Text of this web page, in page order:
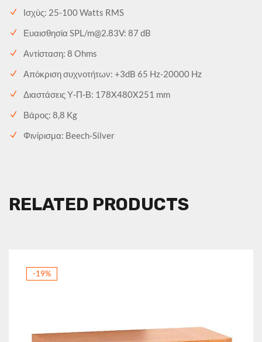
Ισχύς: 25-100 Watts RMS
Ευαισθησία SPL/m@2.83V: 87 dB
Αντίσταση: 8 Οhms
Απόκριση συχνοτήτων: +3dB 65 Hz-20000 Hz
Διαστάσεις Υ-Π-Β: 178X480X251 mm
Βάρος: 8,8 Kg
Φινίρισμα: Beech-Silver
RELATED PRODUCTS
-19%